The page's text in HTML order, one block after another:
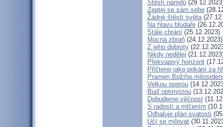
Štěstí národů
Zeptej se sám sebe
Žádné štěstí světa
Na hlavu bludaře
Stále chrání (25.12.2023)
Mocná zbraň (24.12.2023)
Z jeho dobroty
Nikdy nedělej
Překvapivý horizont
Přičteno jako pokání za
Pramen Božího
Velkou oporou
Buď optimistou
Dobudeme věčnost
S radostí a mlčením
Odhaluje plán svatosti
Učí se milovat